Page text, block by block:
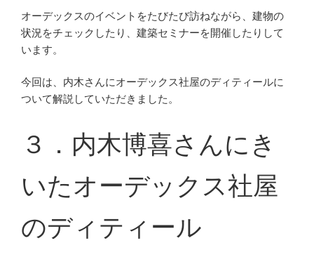
オーデックスのイベントをたびたび訪ねながら、建物の
状況をチェックしたり、建築セミナーを開催したりして
います。
今回は、内木さんにオーデックス社屋のディティールに
ついて解説していただきました。
３．内木博喜さんにき
いたオーデックス社屋
のディティール